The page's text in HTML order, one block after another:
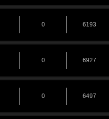
0 6193
0 6927
0 6497